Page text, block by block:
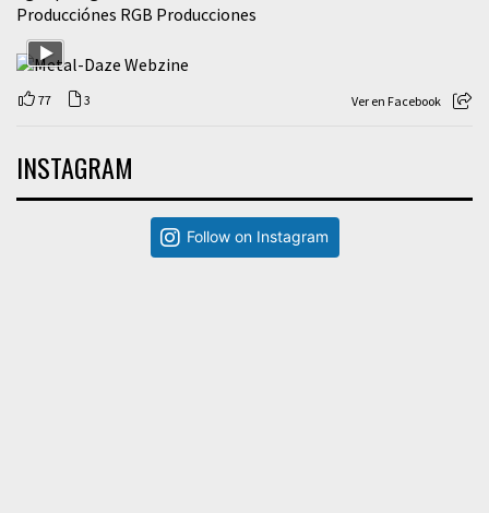
Producciónes RGB Producciones
77 3 Ver en Facebook
INSTAGRAM
Follow on Instagram